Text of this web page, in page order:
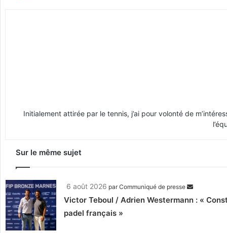
Initialement attirée par le tennis, j’ai pour volonté de
Sur le même sujet
6 août 2026 parCommuniqué de presse
Victor Teboul / Adrien Westermann : «
padel français »